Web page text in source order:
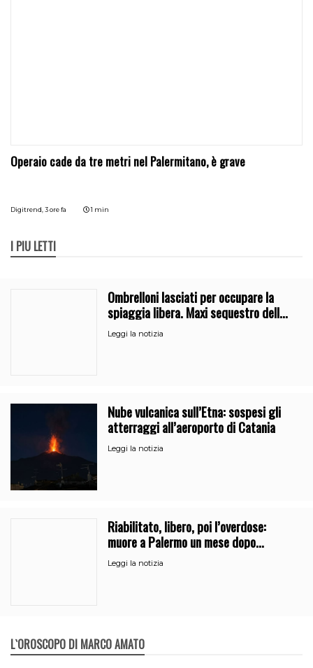
Operaio cade da tre metri nel Palermitano, è grave
Digitrend, 3 ore fa 1 min
I PIÙ LETTI
Ombrelloni lasciati per occupare la
spiaggia libera. Maxi sequestro della
Guardia Costiera
Leggi la notizia
Nube vulcanica sull’Etna: sospesi gli
atterraggi all’aeroporto di Catania
Leggi la notizia
Riabilitato, libero, poi l’overdose:
muore a Palermo un mese dopo
l’uscita dalla comunità
Leggi la notizia
L`OROSCOPO DI MARCO AMATO